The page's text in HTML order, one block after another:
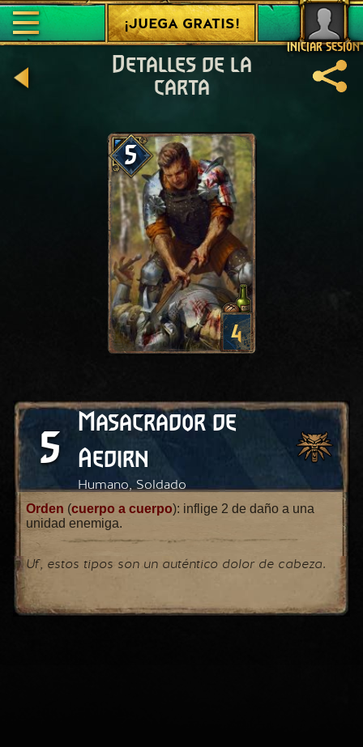
INICIAR SESIÓN
¡JUEGA GRATIS!
Detalles de la
carta
5
4
5
Masacrador de
Aedirn
Humano, Soldado
Orden (cuerpo a cuerpo): inflige 2 de daño a una
unidad enemiga.
Uf, estos tipos son un auténtico dolor de cabeza.